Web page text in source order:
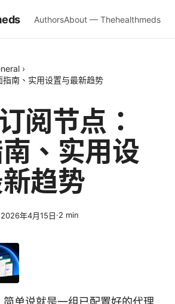
AuthorsAbout — Thehealthmeds
›
南、实用设置与最新趋势
阅节点：
、实用设
趋势
2026年4月15日·2 min